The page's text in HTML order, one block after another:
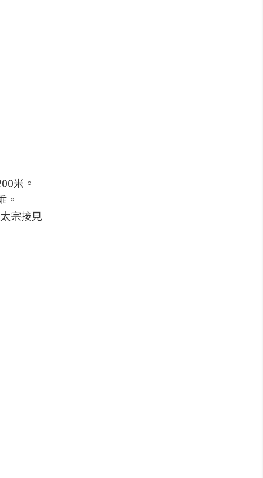
米。
。
宗接見